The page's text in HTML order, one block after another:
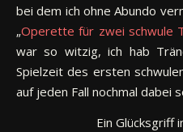
bei dem ich ohne Abundo
„Operette für zwei schwule
war so witzig, ich hab
Spielzeit des ersten
auf jeden Fall nochmal dabei
Ein Glücksgriff